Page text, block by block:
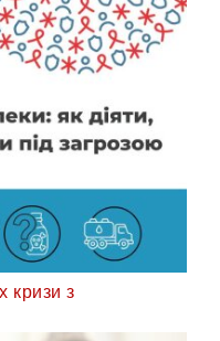
кризи з